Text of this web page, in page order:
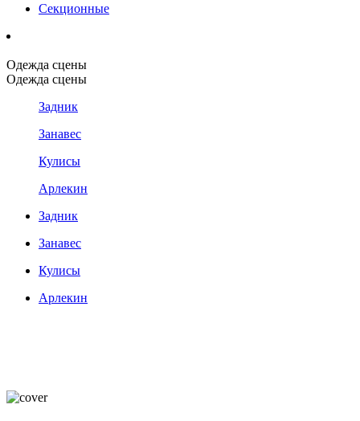
Секционные
Одежда сцены
Одежда сцены
Задник
Занавес
Кулисы
Арлекин
Задник
Занавес
Кулисы
Арлекин